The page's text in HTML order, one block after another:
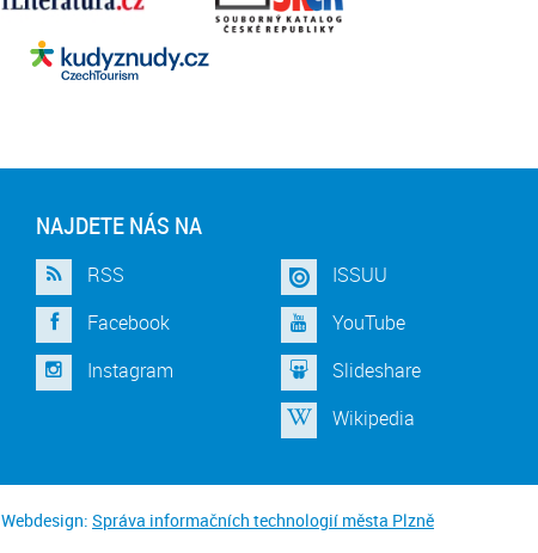
NAJDETE NÁS NA
RSS
Facebook
Instagram
ISSUU
YouTube
Slideshare
Wikipedia
Webdesign: Správa informačních technologií města Plzně